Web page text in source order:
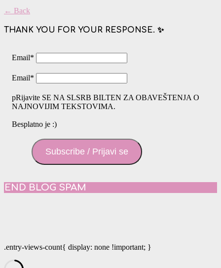
← Back
THANK YOU FOR YOUR RESPONSE. ✨
Email*
Email*
pRijavite SE NA SLSRB BILTEN ZA OBAVEŠTENJA O
NAJNOVIJIM TEKSTOVIMA.
Besplatno je :)
Subscribe / Prijavi se
END BLOG SPAM
.entry-views-count{ display: none !important; }